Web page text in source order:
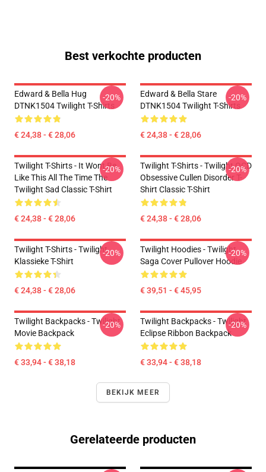
Best verkochte producten
Edward & Bella Hug
DTNK1504 Twilight T-Shirts
€ 24,38 - € 28,06
-20%
Edward & Bella Stare
DTNK1504 Twilight T-Shirts
€ 24,38 - € 28,06
-20%
Twilight T-Shirts - It Wont Be
Like This All The Time The
Twilight Sad Classic T-Shirt
€ 24,38 - € 28,06
-20%
Twilight T-Shirts - Twilight OCD
Obsessive Cullen Disorder T-
Shirt Classic T-Shirt
€ 24,38 - € 28,06
-20%
Twilight T-Shirts - Twilight
Klassieke T-Shirt
€ 24,38 - € 28,06
-20%
Twilight Hoodies - Twilight
Saga Cover Pullover Hoodie
€ 39,51 - € 45,95
-20%
Twilight Backpacks - Twilight
Movie Backpack
€ 33,94 - € 38,18
-20%
Twilight Backpacks - Twilight
Eclipse Ribbon Backpack
€ 33,94 - € 38,18
-20%
BEKIJK MEER
Gerelateerde producten